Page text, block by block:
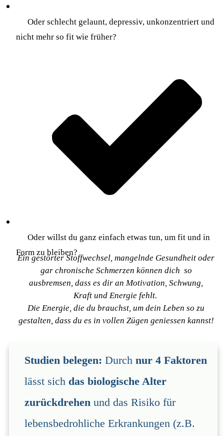
Oder schlecht gelaunt, depressiv, unkonzentriert und
nicht mehr so fit wie früher?
Oder willst du ganz einfach etwas tun, um fit und in
Form zu bleiben?
Ein gestörter Stoffwechsel, mangelnde Gesundheit oder
gar chronische Schmerzen können dich so
ausbremsen, dass es dir an Motivation, Schwung,
Kraft und Energie fehlt.
Die Energie, die du brauchst, um dein Leben so zu
gestalten, dass du es in vollen Zügen geniessen kannst!
Studien belegen: Durch nur 4 Faktoren
lässt sich das biologische Alter
zurückdrehen und das Risiko für
lebensbedrohliche Erkrankungen (z.B.